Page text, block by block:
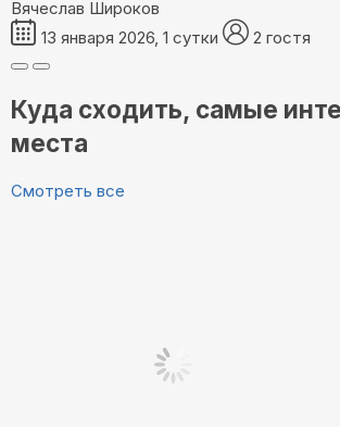
Вячеслав Широков
13 января 2026, 1 сутки
2 гостя
Куда сходить, самые
места
Смотреть все